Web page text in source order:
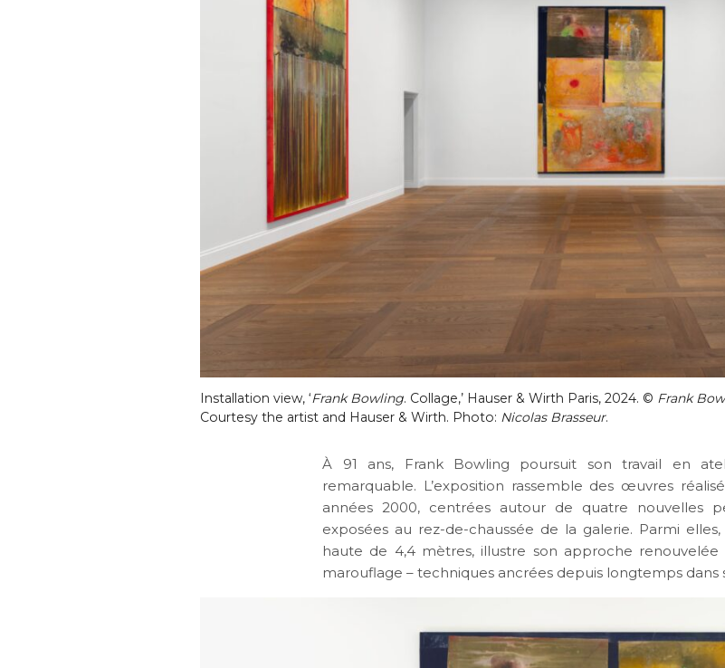
Installation view, ‘Frank Bowling. Collage,’ Hauser & Wirth Paris, 2024. © Frank
Courtesy the artist and Hauser & Wirth. Photo: Nicolas Brasseur.
À 91 ans, Frank Bowling poursuit son travail en
remarquable. L’exposition rassemble des œuvres
années 2000, centrées autour de quatre nouvelles
exposées au rez-de-chaussée de la galerie. Parmi elles,
haute de 4,4 mètres, illustre son approche
marouflage – techniques ancrées depuis longtemps dans